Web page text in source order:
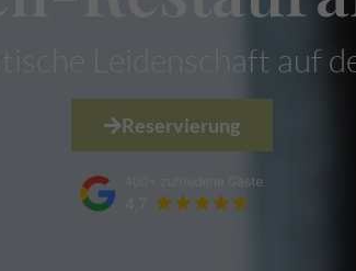
Leidenschaft auf
Reservierung